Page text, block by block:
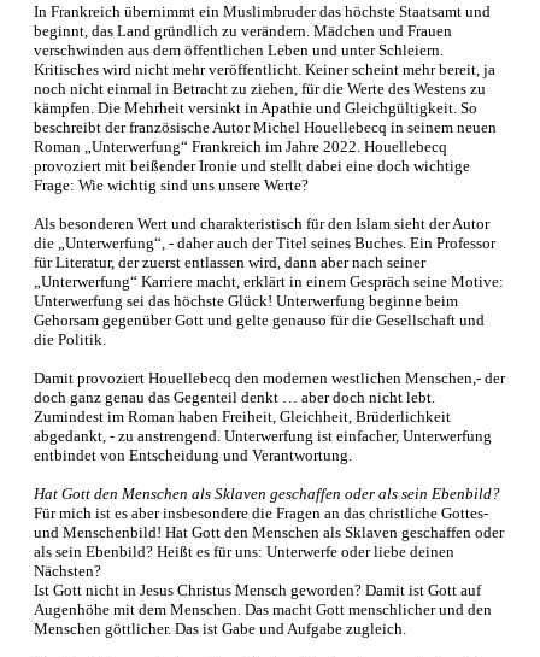
In Frankreich übernimmt ein Muslimbruder das höchste Staatsamt und
beginnt, das Land gründlich zu verändern. Mädchen und Frauen
verschwinden aus dem öffentlichen Leben und unter Schleiern.
Kritisches wird nicht mehr veröffentlicht. Keiner scheint mehr bereit, ja
noch nicht einmal in Betracht zu ziehen, für die Werte des Westens zu
kämpfen. Die Mehrheit versinkt in Apathie und Gleichgültigkeit. So
beschreibt der französische Autor Michel Houellebecq in seinem neuen
Roman „Unterwerfung“ Frankreich im Jahre 2022. Houellebecq
provoziert mit beißender Ironie und stellt dabei eine doch wichtige
Frage: Wie wichtig sind uns unsere Werte?
Als besonderen Wert und charakteristisch für den Islam sieht der Autor
die „Unterwerfung“, - daher auch der Titel seines Buches. Ein Professor
für Literatur, der zuerst entlassen wird, dann aber nach seiner
„Unterwerfung“ Karriere macht, erklärt in einem Gespräch seine Motive:
Unterwerfung sei das höchste Glück! Unterwerfung beginne beim
Gehorsam gegenüber Gott und gelte genauso für die Gesellschaft und
die Politik.
Damit provoziert Houellebecq den modernen westlichen Menschen,- der
doch ganz genau das Gegenteil denkt … aber doch nicht lebt.
Zumindest im Roman haben Freiheit, Gleichheit, Brüderlichkeit
abgedankt, - zu anstrengend. Unterwerfung ist einfacher, Unterwerfung
entbindet von Entscheidung und Verantwortung.
Hat Gott den Menschen als Sklaven geschaffen oder als sein Ebenbild?
Für mich ist es aber insbesondere die Fragen an das christliche Gottes-
und Menschenbild! Hat Gott den Menschen als Sklaven geschaffen oder
als sein Ebenbild? Heißt es für uns: Unterwerfe oder liebe deinen
Nächsten?
Ist Gott nicht in Jesus Christus Mensch geworden? Damit ist Gott auf
Augenhöhe mit dem Menschen. Das macht Gott menschlicher und den
Menschen göttlicher. Das ist Gabe und Aufgabe zugleich.